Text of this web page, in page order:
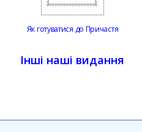
Як готуватися до Причастя
Інші наші видання